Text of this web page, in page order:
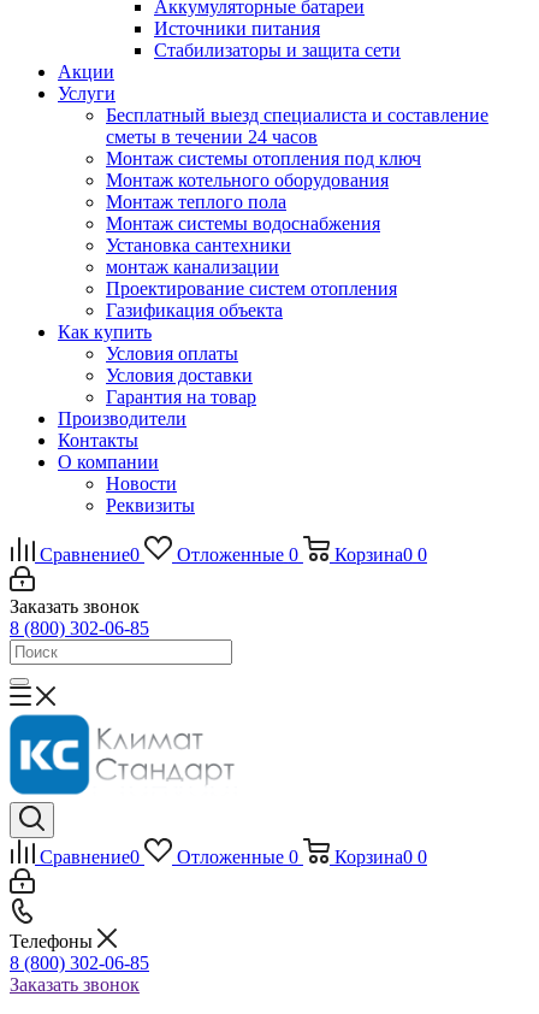
Аккумуляторные батареи
Источники питания
Стабилизаторы и защита сети
Акции
Услуги
Бесплатный выезд специалиста и составление
сметы в течении 24 часов
Монтаж системы отопления под ключ
Монтаж котельного оборудования
Монтаж теплого пола
Монтаж системы водоснабжения
Установка сантехники
монтаж канализации
Проектирование систем отопления
Газификация объекта
Как купить
Условия оплаты
Условия доставки
Гарантия на товар
Производители
Контакты
О компании
Новости
Реквизиты
Сравнение0 Отложенные 0 Корзина0 0
Заказать звонок
8 (800) 302-06-85
Сравнение0 Отложенные 0 Корзина0 0
Телефоны
8 (800) 302-06-85
Заказать звонок